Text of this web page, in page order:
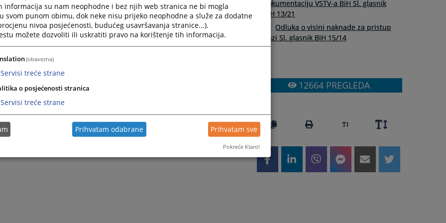
je objavljena u Službenom glasniku Bosne i Hercegovine br.
lica mogu pristupati Bazi bez prethodne registracije.
dokumentaciju VSTV-a BiH Sl. glasnik
BiH 13/21
Odluka o visini naknade za pristup
bazi Sl. glasnik BiH 15/14
12664PREGLEDA
informacija su nam neophodne i bez njih web stranica ne bi mogla
svom punom obimu, dok neke nisu prijeko neophodne a služe za dodatne
nivoa posjećenosti, budućeg usavršavanja stranice...).
možete dozvoliti ili uskratiti pravo na korištenje tih informacija.
(obavezna)
Servisi treće strane
o posjećenosti stranica
Servisi treće strane
Prihvatam odabrane Prihvatam sve
Pokreće Klaro!